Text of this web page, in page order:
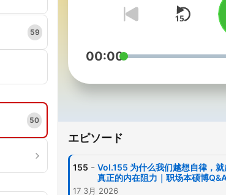
59
50
爽感
《新
宇宙》 适合
00:00
エピソード
155 - Vol.155 为什么我们越想自律，
真正的内在阻力｜职场本硕博
17 3月 2026